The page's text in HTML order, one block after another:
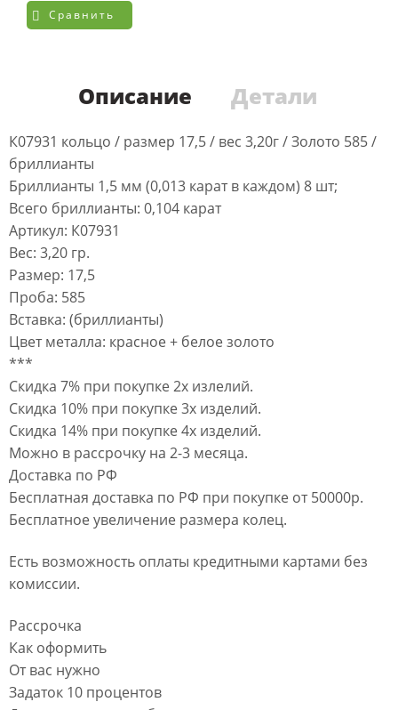
Сравнить
Описание Детали
К07931 кольцо / размер 17,5 / вес 3,20г / Золото 585 /
бриллианты
Бриллианты 1,5 мм (0,013 карат в каждом) 8 шт;
Всего бриллианты: 0,104 карат
Артикул: К07931
Вес: 3,20 гр.
Размер: 17,5
Проба: 585
Вставка: (бриллианты)
Цвет металла: красное + белое золото
***
Скидка 7% при покупке 2х излелий.
Скидка 10% при покупке 3х изделий.
Скидка 14% при покупке 4х изделий.
Можно в рассрочку на 2-3 месяца.
Доставка по РФ
Бесплатная доставка по РФ при покупке от 50000р.
Бесплатное увеличение размера колец.
Есть возможность оплаты кредитными картами без
комиссии.
Рассрочка
Как оформить
От вас нужно
Задаток 10 процентов